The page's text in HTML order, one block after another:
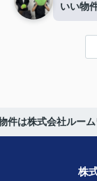
いい物
件は株式会社ルー
株